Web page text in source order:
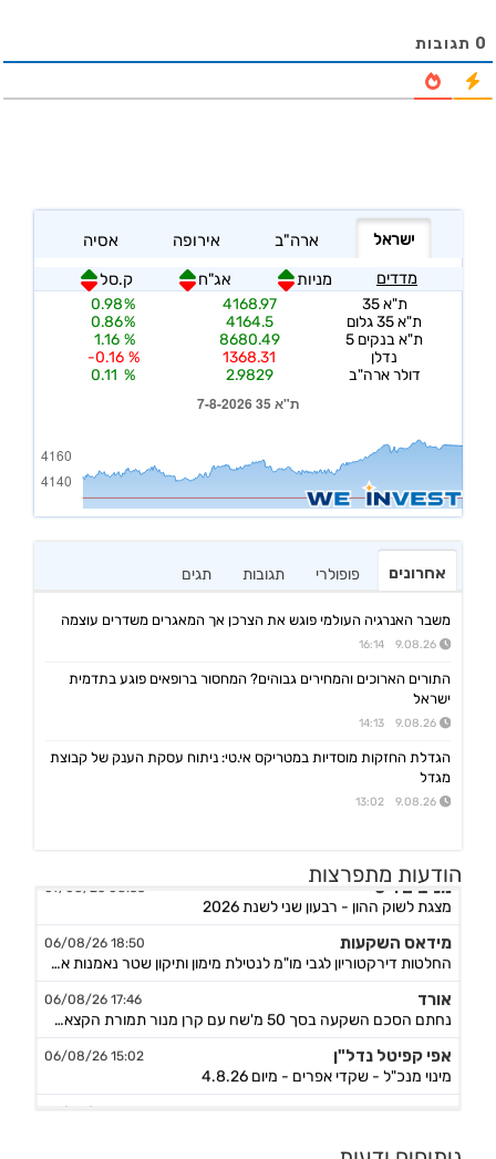
0 תגובות
אחרונים פופולרי תגובות תגים
משבר האנרגיה העולמי פוגש את הצרכן אך המאגרים משדרים עוצמה
9.08.26 16:14
התורים הארוכים והמחירים גבוהים? המחסור ברופאים פוגע בתדמית
ישראל
9.08.26 14:13
הגדלת החזקות מוסדיות במטריקס אי.טי: ניתוח עסקת הענק של קבוצת
מגדל
9.08.26 13:02
הודעות מתפרצות
מניבים ריט
מצגת לשוק ההון - רבעון שני לשנת 2026
מידאס השקעות 18:50 06/08/26
החלטות דירקטוריון לגבי מו"מ לנטילת מימון ותיקון שטר נאמנות אג"ח ד׳ - המשך בק"ע תזמ"ז חזוי והיערכות ל
אורד 17:46 06/08/26
נחתם הסכם השקעה בסך 50 מ'שח עם קרן מנור תמורת הקצאה פרטית ב-164.51 ש״ח למניה +אופציה להשקעה נוספת, ה
אפי קפיטל נדל"ן 15:02 06/08/26
מינוי מנכ"ל - שקדי אפרים - מיום 4.8.26